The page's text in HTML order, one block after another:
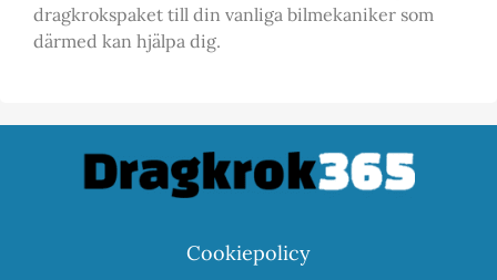
dragkrokspaket till din vanliga bilmekaniker som
därmed kan hjälpa dig.
Cookiepolicy